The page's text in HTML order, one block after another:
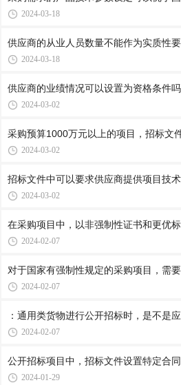
2024-03-18
供应商的从业人员数量不能作为实质性
2024-03-18
供应商的业绩情况可以设置为资格条件吗
2024-03-02
采购预算1000万元以上的项目，招标文
2024-03-02
招标文件中可以要求供应商提供项目技
2024-03-02
在采购项目中，以非强制性证书和更优
2024-02-07
对于国家有强制性规定的采购项目，需
2024-02-07
：通用类货物进行公开招标时，是不是
2024-02-07
公开招标项目中，招标文件设置特定合
2024-01-29